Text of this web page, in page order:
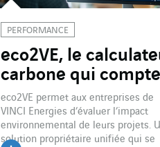
PERFORMANCE
eco2VE, le
carbone qui compte
eco2VE permet aux entreprises de
VINCI Energies d’évaluer l’impact
environnemental de leurs projets.
solution propriétaire unifiée qui se